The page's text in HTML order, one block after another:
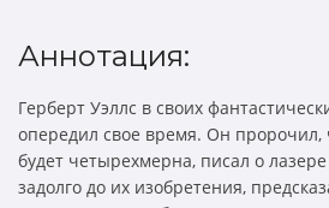
Аннотация:
Герберт Уэллс в своих
опередил свое время. Он пророчил,
будет четырехмерна, писал о
задолго до их изобретения,